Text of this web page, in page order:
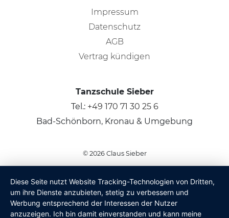
Impressum
Datenschutz
AGB
Vertrag kündigen
Tanzschule Sieber
Tel.: +49 170 71 30 25 6
Bad-Schönborn, Kronau & Umgebung
© 2026 Claus Sieber
Diese Seite nutzt Website Tracking-Technologien von Dritten,
um ihre Dienste anzubieten, stetig zu verbessern und
Werbung entsprechend der Interessen der Nutzer
anzuzeigen. Ich bin damit einverstanden und kann meine